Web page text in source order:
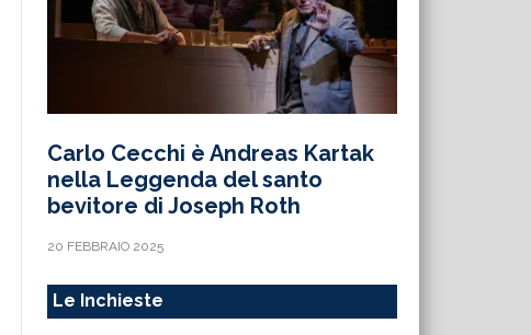
Carlo Cecchi è Andreas Kartak
nella Leggenda del santo
bevitore di Joseph Roth
20 FEBBRAIO 2025
Le Inchieste